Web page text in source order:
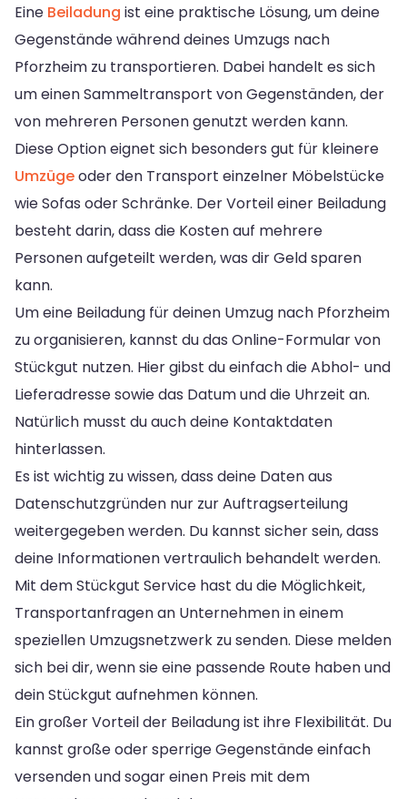
Eine Beiladung ist eine praktische Lösung, um deine
Gegenstände während deines Umzugs nach
Pforzheim zu transportieren. Dabei handelt es sich
um einen Sammeltransport von Gegenständen, der
von mehreren Personen genutzt werden kann.
Diese Option eignet sich besonders gut für kleinere
Umzügeoder den Transport einzelner Möbelstücke
wie Sofas oder Schränke. Der Vorteil einer Beiladung
besteht darin, dass die Kosten auf mehrere
Personen aufgeteilt werden, was dir Geld sparen
kann.
Um eine Beiladung für deinen Umzug nach Pforzheim
zu organisieren, kannst du das Online-Formular von
Stückgut nutzen. Hier gibst du einfach die Abhol- und
Lieferadresse sowie das Datum und die Uhrzeit an.
Natürlich musst du auch deine Kontaktdaten
hinterlassen.
Es ist wichtig zu wissen, dass deine Daten aus
Datenschutzgründen nur zur Auftragserteilung
weitergegeben werden. Du kannst sicher sein, dass
deine Informationen vertraulich behandelt werden.
Mit dem Stückgut Service hast du die Möglichkeit,
Transportanfragen an Unternehmen in einem
speziellen Umzugsnetzwerk zu senden. Diese melden
sich bei dir, wenn sie eine passende Route haben und
dein Stückgut aufnehmen können.
Ein großer Vorteil der Beiladung ist ihre Flexibilität. Du
kannst große oder sperrige Gegenstände einfach
versenden und sogar einen Preis mit dem